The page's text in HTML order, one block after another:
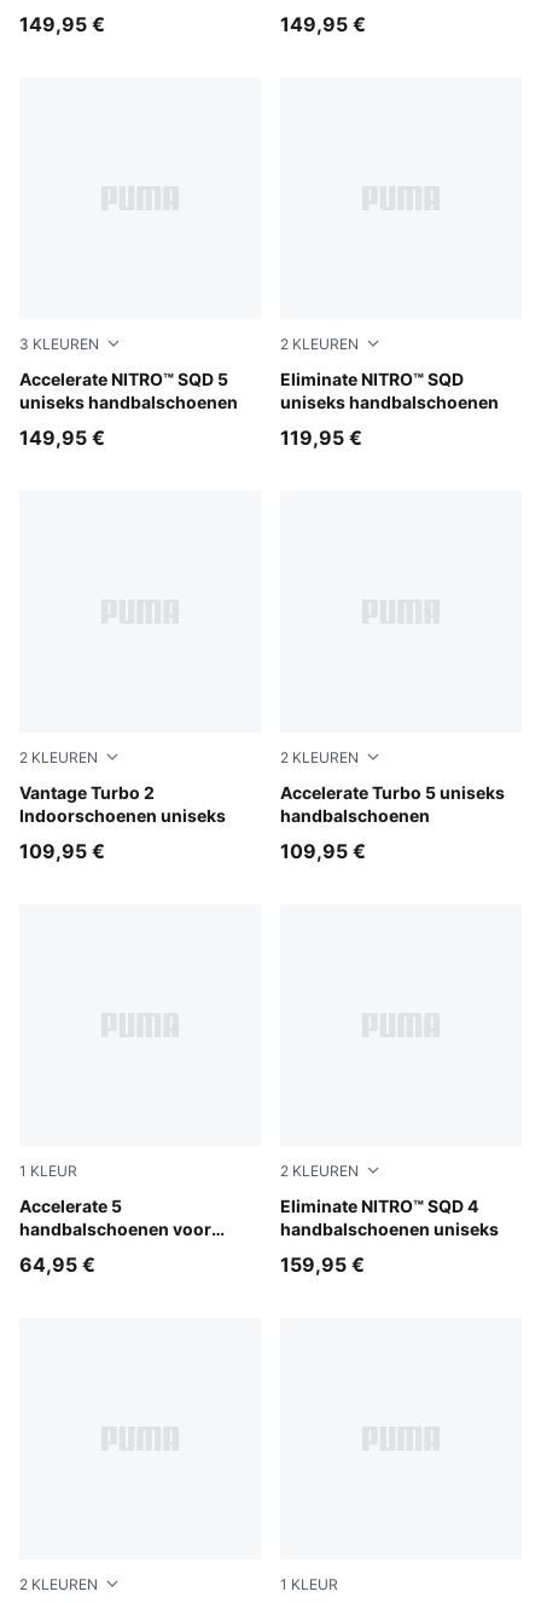
149,95 € 149,95 €
3 KLEUREN
Accelerate NITRO™ SQD 5
uniseks handbalschoenen
PUMA White-PUMA Black-Sugared Almond
149,95 €
2 KLEUREN
Eliminate NITRO™ SQD
uniseks handbalschoenen
PUMA White-PUMA Black-
119,95 €
2 KLEUREN
Vantage Turbo 2
Indoorschoenen uniseks
PUMA White-PUMA Black-Sugared Almond
109,95 €
2 KLEUREN
Accelerate Turbo 5 uniseks
handbalschoenen
PUMA White-PUMA Black-
109,95 €
1 KLEUR
Accelerate 5
handbalschoenen voor
PUMA White-PUMA Black-Alpine Snow
64,95 €
2 KLEUREN
Eliminate NITRO™ SQD 4
handbalschoenen uniseks
Aqua Glow-PUMA White-
159,95 €
2 KLEUREN 1 KLEUR